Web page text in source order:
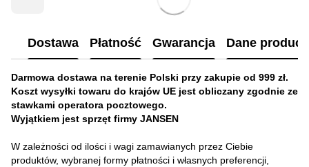
Dostawa Płatność Gwarancja Dane
Darmowa dostawa na terenie Polski przy zakupie od 999 zł.
Koszt wysyłki towaru do krajów UE jest obliczany zgodnie ze
stawkami operatora pocztowego.
Wyjątkiem jest sprzęt firmy JANSEN
W zależności od ilości i wagi zamawianych przez Ciebie
produktów, wybranej formy płatności i własnych preferencji,